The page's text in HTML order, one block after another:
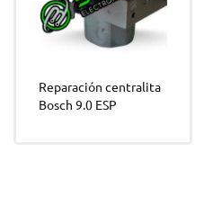
Reparación centralita
Bosch 9.0 ESP